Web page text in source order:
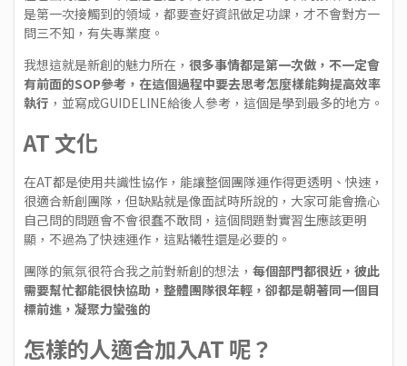
是第一次接觸到的領域，都要查好資訊做足功課，才不會對方一
問三不知，有失專業度。
我想這就是新創的魅力所在， 很多事情都是第一次做，不一定會
有前面的SOP參考，在這個過程中要去思考怎麼樣能夠提高效率
執行 ，並寫成GUIDELINE給後人參考，這個是學到最多的地方。
AT 文化
在AT都是使用共識性協作，能讓整個團隊運作得更透明、快速，
很適合新創團隊，但缺點就是像面試時所說的，大家可能會擔心
自己問的問題會不會很蠢不敢問，這個問題對實習生應該更明
顯，不過為了快速運作，這點犧牲還是必要的。
團隊的氣氛很符合我之前對新創的想法， 每個部門都很近，彼此
需要幫忙都能很快協助，整體團隊很年輕，卻都是朝著同一個目
標前進，凝聚力蠻強的
怎樣的人適合加入AT 呢？